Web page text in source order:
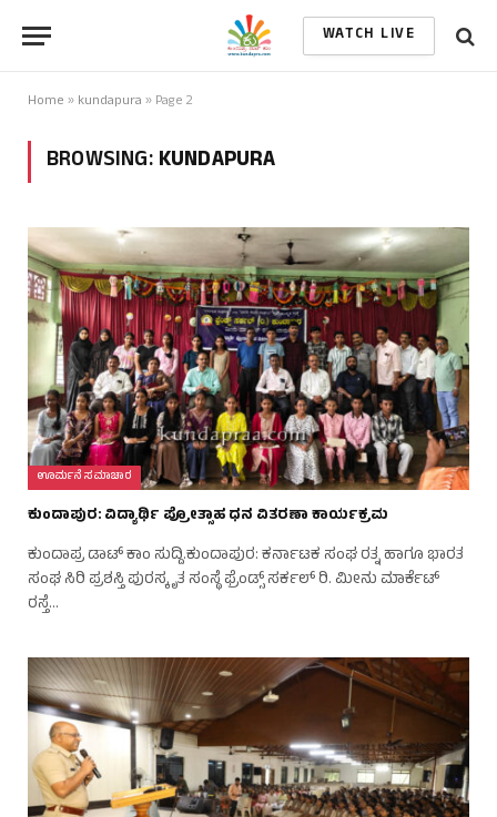
WATCH LIVE
Home » kundapura » Page 2
BROWSING:KUNDAPURA
ಊರ್ಮನೆ ಸಮಾಚಾರ
ಕುಂದಾಪುರ: ವಿದ್ಯಾರ್ಥಿ ಪ್ರೋತ್ಸಾಹ ಧನ ವಿತರಣಾ ಕಾರ್ಯಕ್ರಮ
ಕುಂದಾಪ್ರ ಡಾಟ್‌ ಕಾಂ ಸುದ್ದಿ.ಕುಂದಾಪುರ: ಕರ್ನಾಟಕ ಸಂಘ ರತ್ನ ಹಾಗೂ ಭಾರತ
ಸಂಘ ಸಿರಿ ಪ್ರಶಸ್ತಿ ಪುರಸ್ಕೃತ ಸಂಸ್ಥೆ ಫ್ರೆಂಡ್ಸ್ ಸರ್ಕಲ್ ರಿ. ಮೀನು ಮಾರ್ಕೆಟ್
ರಸ್ತೆ…